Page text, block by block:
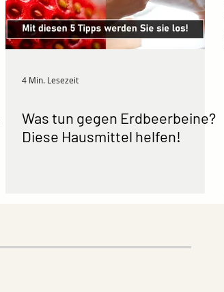
4 Min. Lesezeit
Was tun gegen Erdbeerbeine?
Diese Hausmittel helfen!